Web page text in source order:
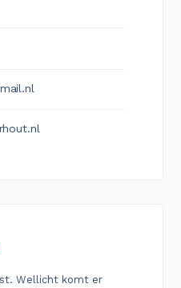
Wellicht komt er